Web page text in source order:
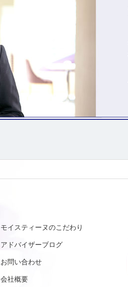
モイスティーヌのこだわり
アドバイザーブログ
お問い合わせ
会社概要